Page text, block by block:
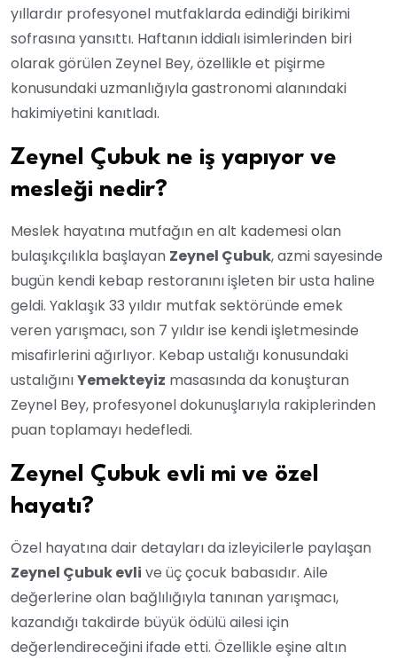
yıllardır profesyonel mutfaklarda edindiği birikimi
sofrasına yansıttı. Haftanın iddialı isimlerinden biri
olarak görülen Zeynel Bey, özellikle et pişirme
konusundaki uzmanlığıyla gastronomi alanındaki
hakimiyetini kanıtladı.
Zeynel Çubuk ne iş yapıyor ve
mesleği nedir?
Meslek hayatına mutfağın en alt kademesi olan
bulaşıkçılıkla başlayan Zeynel Çubuk, azmi sayesinde
bugün kendi kebap restoranını işleten bir usta haline
geldi. Yaklaşık 33 yıldır mutfak sektöründe emek
veren yarışmacı, son 7 yıldır ise kendi işletmesinde
misafirlerini ağırlıyor. Kebap ustalığı konusundaki
ustalığınıYemekteyiz masasında da konuşturan
Zeynel Bey, profesyonel dokunuşlarıyla rakiplerinden
puan toplamayı hedefledi.
Zeynel Çubuk evli mi ve özel
hayatı?
Özel hayatına dair detayları da izleyicilerle paylaşan
Zeynel Çubuk evli ve üç çocuk babasıdır. Aile
değerlerine olan bağlılığıyla tanınan yarışmacı,
kazandığı takdirde büyük ödülü ailesi için
değerlendireceğini ifade etti. Özellikle eşine altın